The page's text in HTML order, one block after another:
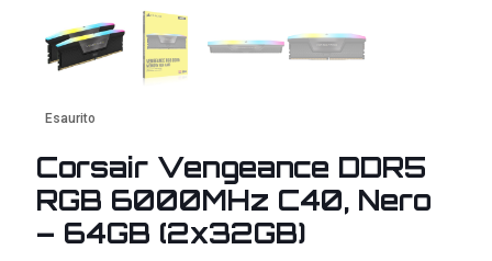
Esaurito
Corsair Vengeance DDR5
RGB 6000MHz C40, Nero
– 64GB (2x32GB)